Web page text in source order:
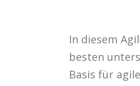
In diesem
besten
Basis für